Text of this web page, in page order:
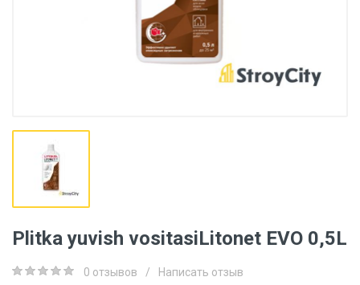
Plitka yuvish vositasiLitonet EVO 0,5L
0 отзывов / Написать отзыв